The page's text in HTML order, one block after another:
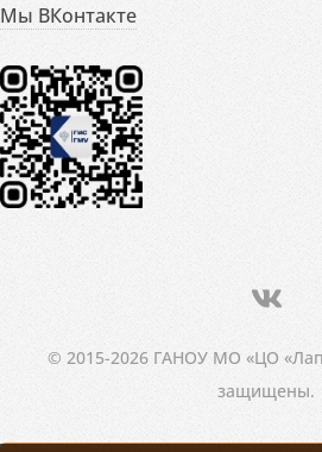
Мы ВКонтакте
© 2015-2026 ГАНОУ МО «ЦО
защищены.